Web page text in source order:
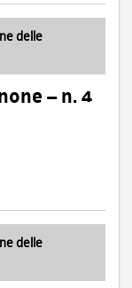
delle
– n. 4
delle